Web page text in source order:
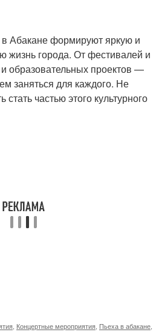
Абакане формируют яркую и
жизнь города. От фестивалей и
образовательных проектов —
заняться для каждого. Не
частью этого культурного
Концертные мероприятия Пьеха в абакане